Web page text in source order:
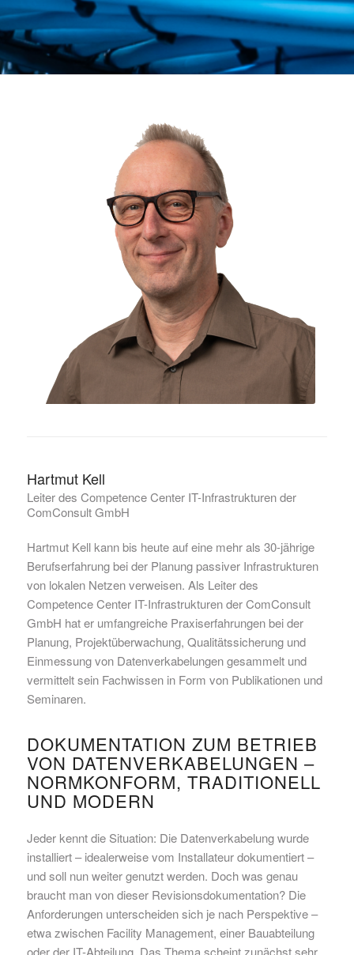
Hartmut Kell
Leiter des Competence Center IT-Infrastrukturen der
ComConsult GmbH
Hartmut Kell kann bis heute auf eine mehr als 30-jährige
Berufserfahrung bei der Planung passiver Infrastrukturen
von lokalen Netzen verweisen. Als Leiter des
Competence Center IT-Infrastrukturen der ComConsult
GmbH hat er umfangreiche Praxiserfahrungen bei der
Planung, Projektüberwachung, Qualitätssicherung und
Einmessung von Datenverkabelungen gesammelt und
vermittelt sein Fachwissen in Form von Publikationen und
Seminaren.
DOKUMENTATION ZUM BETRIEB
VON DATENVERKABELUNGEN –
NORMKONFORM, TRADITIONELL
UND MODERN
Jeder kennt die Situation: Die Datenverkabelung wurde
installiert – idealerweise vom Installateur dokumentiert –
und soll nun weiter genutzt werden. Doch was genau
braucht man von dieser Revisionsdokumentation? Die
Anforderungen unterscheiden sich je nach Perspektive –
etwa zwischen Facility Management, einer Bauabteilung
oder der IT-Abteilung. Das Thema scheint zunächst sehr